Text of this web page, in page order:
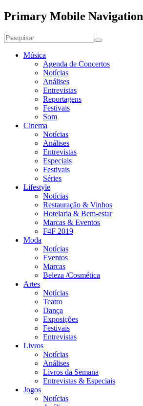
Primary Mobile Navigation
Música
Agenda de Concertos
Notícias
Análises
Entrevistas
Reportagens
Festivais
Som
Cinema
Notícias
Análises
Entrevistas
Especiais
Festivais
Séries
Lifestyle
Notícias
Restauração & Vinhos
Hotelaria & Bem-estar
Marcas & Eventos
F4F 2019
Moda
Notícias
Eventos
Marcas
Beleza /Cosmética
Artes
Notícias
Teatro
Dança
Exposições
Festivais
Entrevistas
Livros
Notícias
Análises
Livros da Semana
Entrevistas & Especiais
Jogos
Notícias